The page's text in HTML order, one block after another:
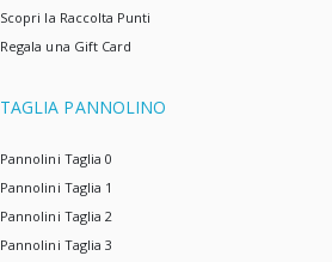
Scopri la Raccolta Punti
Regala una Gift Card
TAGLIA PANNOLINO
Pannolini Taglia 0
Pannolini Taglia 1
Pannolini Taglia 2
Pannolini Taglia 3